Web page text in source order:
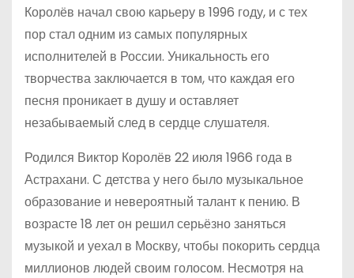
Королёв начал свою карьеру в 1996 году, и с тех
пор стал одним из самых популярных
исполнителей в России. Уникальность его
творчества заключается в том, что каждая его
песня проникает в душу и оставляет
незабываемый след в сердце слушателя.
Родился Виктор Королёв 22 июля 1966 года в
Астрахани. С детства у него было музыкальное
образование и невероятный талант к пению. В
возрасте 18 лет он решил серьёзно заняться
музыкой и уехал в Москву, чтобы покорить сердца
миллионов людей своим голосом. Несмотря на